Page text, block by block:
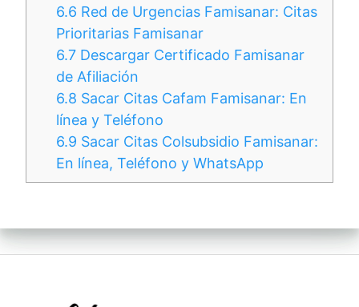
6.6 Red de Urgencias Famisanar: Citas
Prioritarias Famisanar
6.7 Descargar Certificado Famisanar
de Afiliación
6.8 Sacar Citas Cafam Famisanar: En
línea y Teléfono
6.9 Sacar Citas Colsubsidio Famisanar:
En línea, Teléfono y WhatsApp